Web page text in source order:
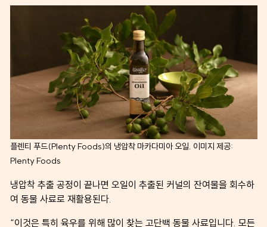
플렌티 푸드(Plenty Foods)의 냉압착 마카다미아 오일. 이미지 제공:
Plenty Foods
냉압착 추출 공정이 끝나면 오일이 추출된 커널의 잔여물을 회수하
여 동물 사료로 재활용된다.
“이것은 특히 육우를 위해 많이 찾는 고단백 동물 사료입니다. 모든